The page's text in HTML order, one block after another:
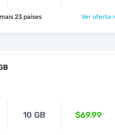
🇯🇲 e mais 23 países Ver oferta >
10 GB $69.99